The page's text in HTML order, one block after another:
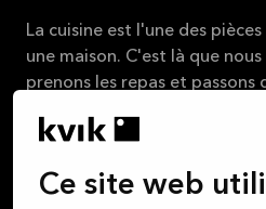
Ce site web
La cuisine est l'une des
une maison. C'est là que
prenons les repas et passons
équipée de tout ce dont nous
Les poubelles et les